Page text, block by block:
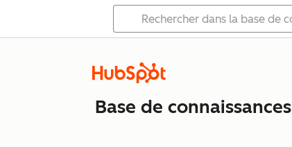
Base de connaissances